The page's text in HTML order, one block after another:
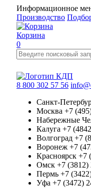
Информационное
Производство
Корзина
0
8 800 302 57 56
Санкт-
Москва +7
Набережные
Калуга +7
Волгоград +7
Воронеж +7
Красноярск +7
Омск +7 (3812)
Пермь +7
Уфа +7 (3472)